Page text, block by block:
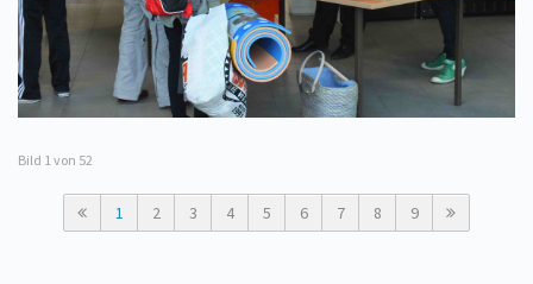
Bild 1 von 52
1 2 3 4 5 6 7 8 9